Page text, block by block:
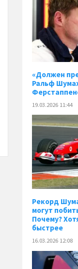
«Должен
Ральф
19.03.2026 11:44
Рекорд
могут
Почему?
быстрее
16.03.2026 12:08